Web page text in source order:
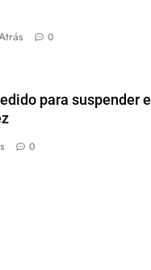
0
para suspender el
0